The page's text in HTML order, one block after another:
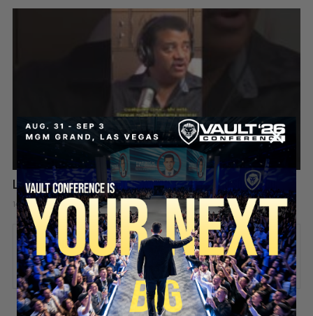
La Educación Tiene Un Problema Que Nadie Está Resolviendo
14 hours ago Add comment Valuetainment Media
ADD COMMENT
You must belogged into post a comment.
SECURE YOUR SEAT